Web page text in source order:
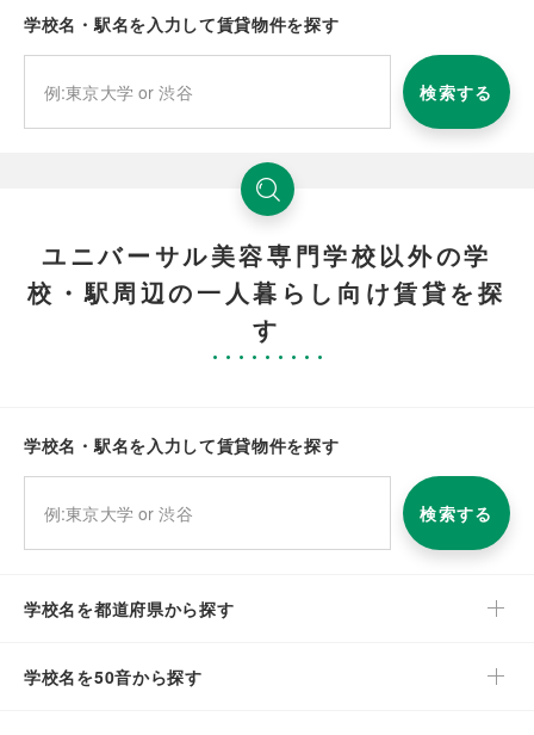
学校名・駅名を入力して賃貸物件を探す
検索する
ユニバーサル美容専門学校以外の学
校・駅周辺の一人暮らし向け賃貸を探
す
学校名・駅名を入力して賃貸物件を探す
検索する
学校名を都道府県から探す
学校名を50音から探す